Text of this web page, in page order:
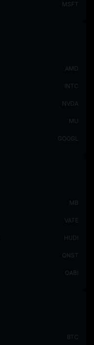
MSFT
AMD
INTC
NVDA
MU
GOOGL
MB
VATE
HUDI
QNST
OABI
BTC